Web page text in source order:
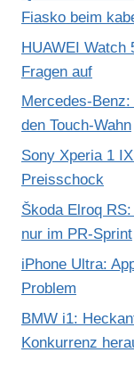
Fiasko beim
HUAWEI Watch
Fragen auf
Mercedes-
den Touch-Wahn
Sony Xperia 1
Preisschock
Škoda Elroq
nur im PR-Sprint
iPhone Ultra:
Problem
BMW i1:
Konkurrenz